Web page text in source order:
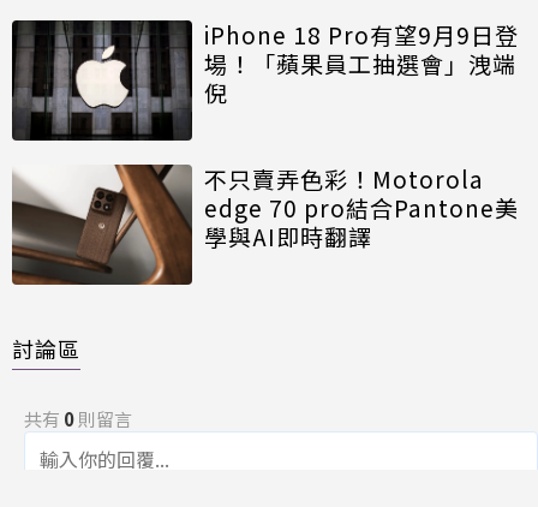
iPhone 18 Pro有望9月9日登
場！「蘋果員工抽選會」洩端
倪
不只賣弄色彩！Motorola
edge 70 pro結合Pantone美
學與AI即時翻譯
討論區
共有 0則留言